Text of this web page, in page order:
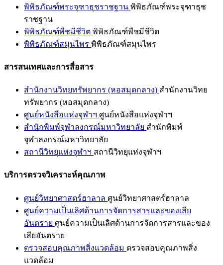
พิพิธภัณฑ์พระจุฑาธุชราชฐาน พิพิธภัณฑ์พระจุฑาธุช
ราชฐาน
พิพิธภัณฑ์พืชมีชีวิต พิพิธภัณฑ์พืชมีชีวิต
พิพิธภัณฑ์สมุนไพร พิพิธภัณฑ์สมุนไพร
สารสนเทศและการสื่อสาร
สำนักงานวิทยทรัพยากร (หอสมุดกลาง) สำนักงานวิทย
ทรัพยากร (หอสมุดกลาง)
ศูนย์หนังสือแห่งจุฬาฯ ศูนย์หนังสือแห่งจุฬาฯ
สำนักพิมพ์จุฬาลงกรณ์มหาวิทยาลัย สำนักพิมพ์
จุฬาลงกรณ์มหาวิทยาลัย
สถานีวิทยุแห่งจุฬาฯ สถานีวิทยุแห่งจุฬาฯ
บริการตรวจวิเคราะห์คุณภาพ
ศูนย์วิทยาศาสตร์ฮาลาล ศูนย์วิทยาศาสตร์ฮาลาล
ศูนย์ความเป็นเลิศด้านการจัดการสารและของเสีย
อันตราย ศูนย์ความเป็นเลิศด้านการจัดการสารและของ
เสียอันตราย
ตรวจสอบคุณภาพสิ่งแวดล้อม ตรวจสอบคุณภาพสิ่ง
แวดล้อม